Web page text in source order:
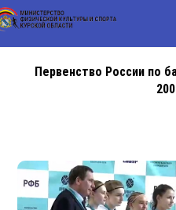
Первенство России по